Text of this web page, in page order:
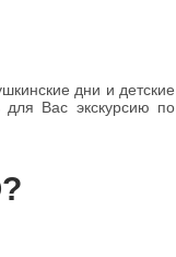
дни и детские
для Вас экскурсию по